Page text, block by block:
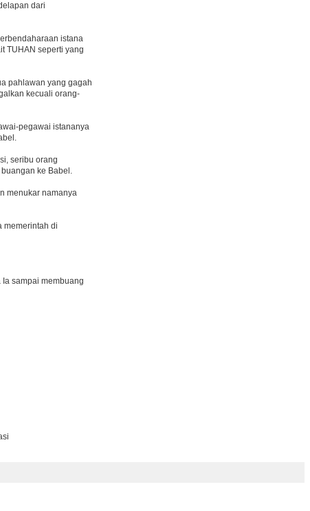
dari
istana
TUHAN seperti yang
pahlawan yang gagah
kecuali orang-
pegawai istananya
seribu orang
ke Babel.
menukar namanya
memerintah di
sampai membuang